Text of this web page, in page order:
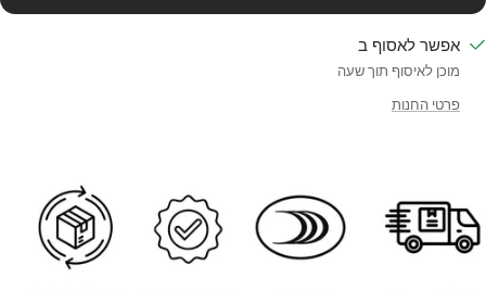
אפשר לאסוף ב
מוכן לאיסוף תוך שעה
פרטי החנות